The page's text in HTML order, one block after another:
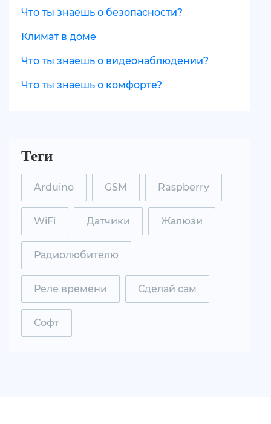
Что ты знаешь о безопасности?
Климат в доме
Что ты знаешь о видеонаблюдении?
Что ты знаешь о комфорте?
Теги
Arduino GSM Raspberry
WiFi Датчики Жалюзи
Радиолюбителю
Реле времени Сделай сам
Софт